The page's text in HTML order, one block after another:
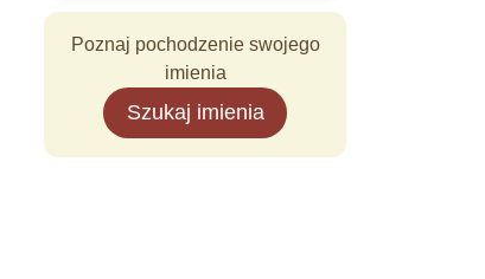
Poznaj pochodzenie swojego
imienia
Szukaj imienia